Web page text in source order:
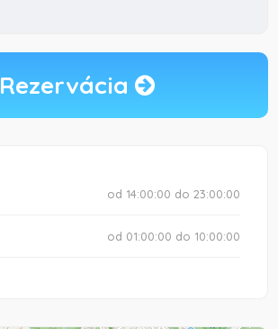
Rezervácia
od 14:00:00 do 23:00:00
od 01:00:00 do 10:00:00